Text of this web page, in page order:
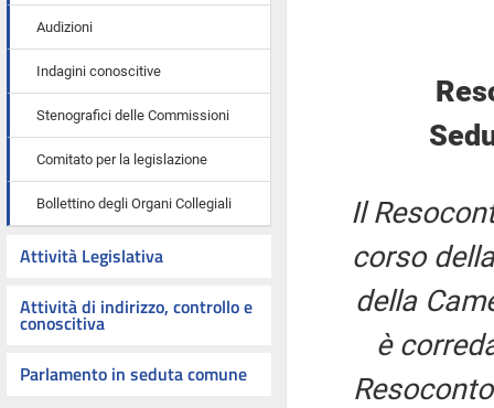
Audizioni
Indagini conoscitive
Stenografici delle Commissioni
Comitato per la legislazione
Bollettino degli Organi Collegiali
Attività Legislativa
Attività di indirizzo, controllo e
conoscitiva
Parlamento in seduta comune
Il
corso
della
è